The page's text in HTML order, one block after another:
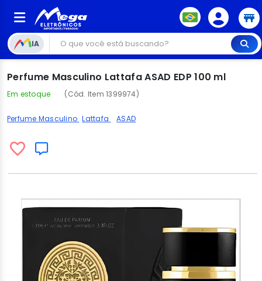
IA
Perfume Masculino Lattafa ASAD EDP 100 ml
Em estoque (Cód. Item 1399974)
Perfume Masculino Lattafa ASAD